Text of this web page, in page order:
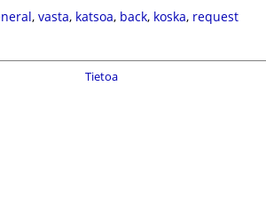
, vasta, katsoa, back, koska, request
Tietoa